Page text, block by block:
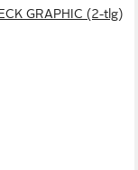
GRAPHIC (2-tlg)